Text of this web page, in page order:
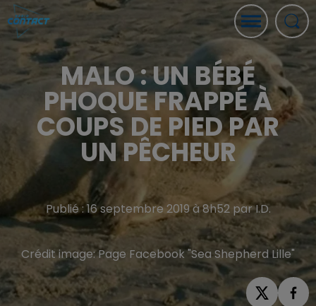
MALO : UN BÉBÉ
PHOQUE FRAPPÉ À
COUPS DE PIED PAR
UN PÊCHEUR
Publié : 16 septembre 2019 à 8h52 par I.D.
Crédit image:Page Facebook "Sea Shepherd Lille"